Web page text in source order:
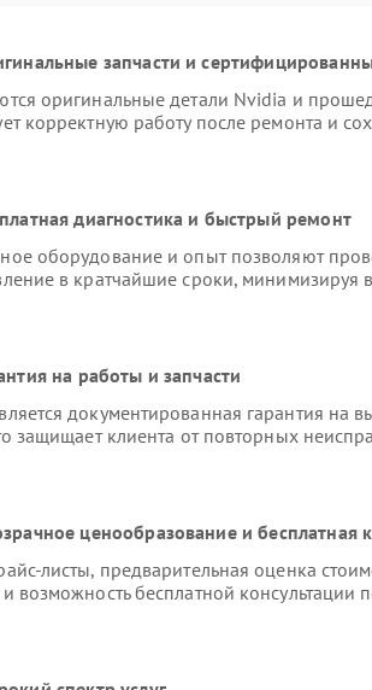
запчасти и
оригинальные детали Nvidia и
корректную работу после ремонта и
диагностика и быстрый ремонт
оборудование и опыт позволяют
в кратчайшие сроки, минимизируя
на работы и запчасти
документированная гарантия на
защищает клиента от повторных
ценообразование и бесплатная
листы, предварительная оценка
возможность бесплатной консультации